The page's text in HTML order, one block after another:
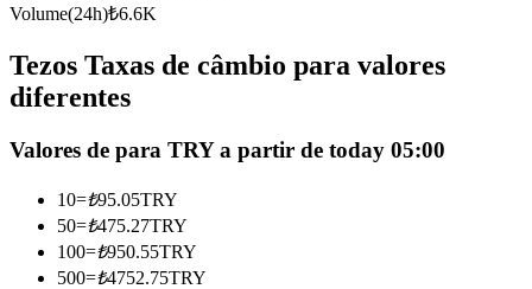
Torne-se um Trader de Cópias
Desfrute da partilha de lucros e comissões de copy trading
Volume(24h)₺6.6K
Tezos Taxas de câmbio para valores
diferentes
Valores de para TRY a partir de today 05:00
10=₺95.05TRY
50=₺475.27TRY
100=₺950.55TRY
500=₺4752.75TRY